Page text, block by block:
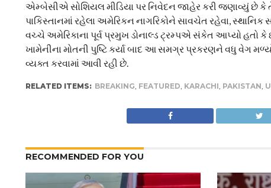
એમ્બેસીએ સોશિયલ મીડિયા પર નિવેદન જાહેર કરી જણાવ્યું છે કે
પાકિસ્તાનમાં રહેલા અમેરિકન નાગરિકોને સાવચેત રહેવા,
વચ્ચે અમેરિકાના પૂર્વ પ્રમુખ ડોનાલ્ડ ટ્રમ્પએ સંકેત આપ્યો હતો
ખામેનીના મોતની પુષ્ટિ કર્યા બાદ આ સમગ્ર પ્રકરણને વધુ વેગ
વ્યક્ત કરવામાં આવી રહી છે.
RELATED ITEMS: BREAKING, FEATURED, KARACHI, PAKISTAN,
RECOMMENDED FOR YOU